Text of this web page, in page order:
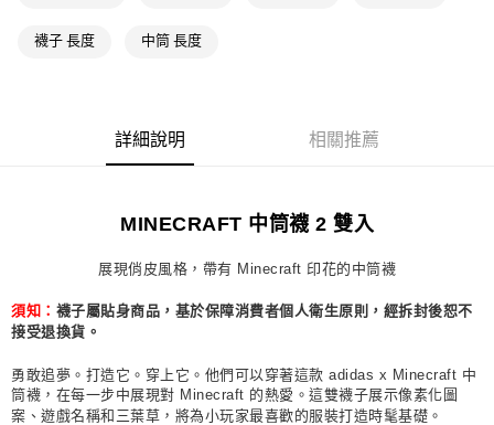
每筆NT$80，滿NT$1,500(含以上)免運費
付款後7-11取貨
每筆NT$80，滿NT$1,500(含以上)免運費
付款後門市自取
每筆NT$80，滿NT$1,500(含以上)免運費
襪子 長度 中筒 長度
詳細說明 相關推薦
MINECRAFT 中筒襪 2 雙入
展現俏皮風格，帶有 Minecraft 印花的中筒襪
須知： 襪子屬貼身商品，基於保障消費者個人衛生原則，經拆封後恕不
接受退換貨。
勇敢追夢。打造它。穿上它。他們可以穿著這款 adidas x Minecraft 中
筒襪，在每一步中展現對 Minecraft 的熱愛。這雙襪子展示像素化圖
案、遊戲名稱和三葉草，將為小玩家最喜歡的服裝打造時髦基礎。